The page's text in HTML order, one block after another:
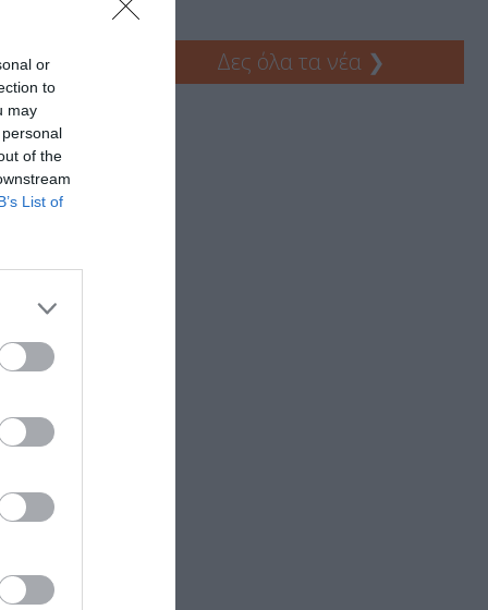
or
to
may
of the
List of
Δες όλα τα νέα ❯